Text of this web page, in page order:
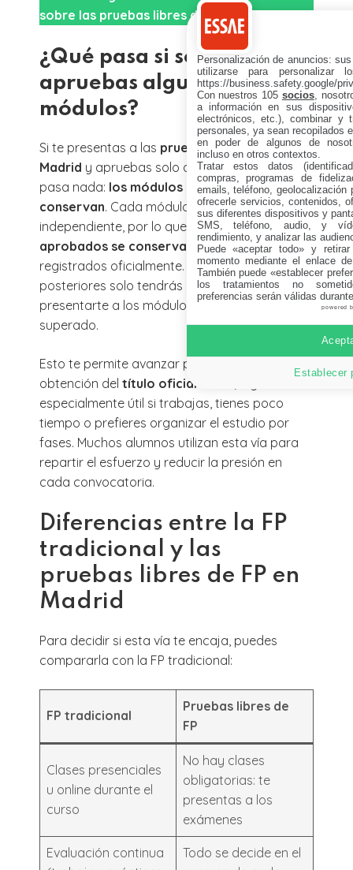
sobre las pruebas libres de fp en la CAM.
¿Qué pasa si solo
apruebas algunos
módulos?
Si te presentas a las pruebas libres de FP en
Madrid y apruebas solo algunos módulos, no
pasa nada: los módulos aprobados se
conservan. Cada módulo se evalúa de forma
independiente, por lo que
los módulos
aprobados se conservan
y quedan
registrados oficialmente. En convocatorias
posteriores solo tendrás que volver a
presentarte a los módulos que no hayas
superado.
Esto te permite avanzar poco a poco hacia la
obtención del título oficial de FP
especialmente útil si trabajas, tienes poco
tiempo o prefieres organizar el estudio por
fases. Muchos alumnos utilizan esta vía para
repartir el esfuerzo y reducir la presión en
cada convocatoria.
Diferencias entre la FP
tradicional y las
pruebas libres de FP en
Madrid
Para decidir si esta vía te encaja, puedes
compararla con la FP tradicional:
FP tradicional
Pruebas libres de
FP
Clases presenciales
u online durante el
curso
No hay clases
obligatorias: te
presentas a los
exámenes
Evaluación continua
Todo se decide en el
Personalización de anuncios:
utilizarse para personalizar
https://business.safety.google/
Con nuestros 105 socios,
a información en sus
electrónicos, etc.), combinar y
personales, ya sean recopilados
en poder de algunos de
incluso en otros contextos.
Tratar estos datos
compras, programas de
emails, teléfono,
ofrecerle servicios, contenidos,
sus diferentes dispositivos y
SMS, teléfono, audio, y
rendimiento, y analizar las
Puede «aceptar todo» y
momento mediante el enlace
También puede «establecer
los tratamientos no
preferencias serán válidas
powered
Establecer